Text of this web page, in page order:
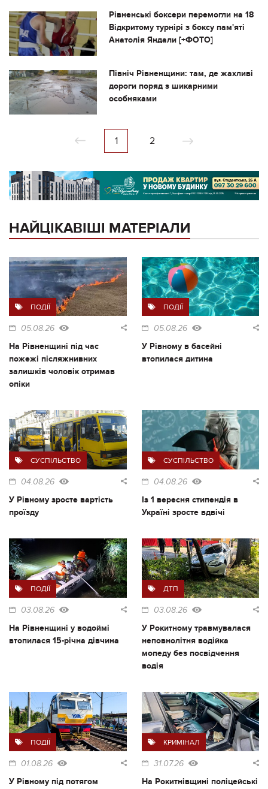
Рівненські боксери перемогли на 18
Відкритому турнірі з боксу пам'яті
Анатолія Яндали [+ФОТО]
Північ Рівненщини: там, де жахливі
дороги поряд з шикарними
особняками
1 2
НАЙЦІКАВІШІ МАТЕРІАЛИ
ПОДІЇ
05.08.26
На Рівненщині під час
пожежі післяжнивних
залишків чоловік отримав
опіки
ПОДІЇ
05.08.26
У Рівному в басейні
втопилася дитина
СУСПІЛЬСТВО
04.08.26
У Рівному зросте вартість
проїзду
СУСПІЛЬСТВО
04.08.26
Із 1 вересня стипендія в
Україні зросте вдвічі
ПОДІЇ
03.08.26
На Рівненщині у водоймі
втопилася 15-річна дівчина
ДТП
03.08.26
У Рокитному травмувалася
неповнолітня водійка
мопеду без посвідчення
водія
ПОДІЇ
01.08.26
У Рівному під потягом
КРИМІНАЛ
31.07.26
На Рокитнівщині поліцейські